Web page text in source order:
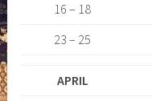
16 – 18
23 – 25
APRIL